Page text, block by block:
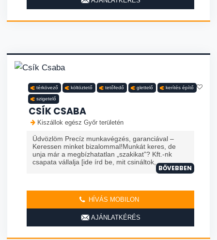
térkövező költöztető tetőfedő glettelő kerítés építő
szigetelő
CSÍK CSABA
Kiszállok egész Győr területén
Üdvözlöm Precíz munkavégzés, garanciával –
Keressen minket bizalommal!Munkát keres, de
unja már a megbízhatatlan „szakikat”? Kft.-nk
csapata vállalja [ide írd be, mit csináltok, ...
BŐVEBBEN
HÍVÁS MOBILON
AJÁNLATKÉRÉS